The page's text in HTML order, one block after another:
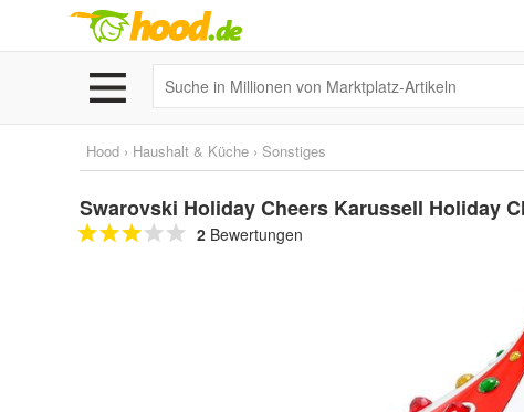
Hood › Haushalt & Küche › Sonstiges
Swarovski Holiday Cheers Karussell Holiday
2 Bewertungen